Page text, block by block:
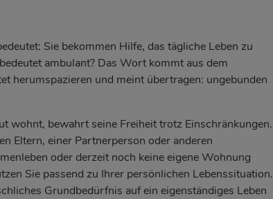
Sie bekommen Hilfe, das tägliche Leben zu
ambulant? Das Wort kommt aus dem
herumspazieren und meint übertragen: ungebunden
wohnt, bewahrt seine Freiheit trotz Einschränkungen.
Eltern, einer Partnerperson oder anderen
oder derzeit noch keine eigene Wohnung
Sie passend zu Ihrer persönlichen Lebenssituation.
Grundbedürfnis auf ein eigenständiges Leben